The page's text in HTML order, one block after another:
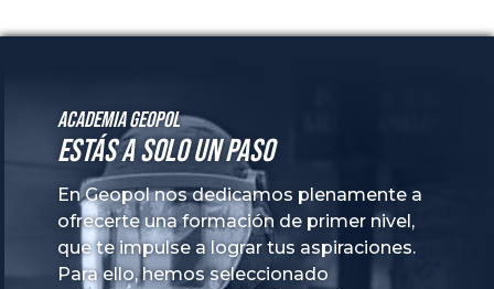
Academia GeoPol
Estás a solo un paso
En Geopol nos dedicamos plenamente a
ofrecerte una formación de primer nivel,
que te impulse a lograr tus aspiraciones.
Para ello, hemos seleccionado